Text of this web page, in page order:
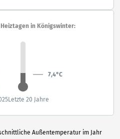
Außentemperatur im Jahr
in Königswinter:
7,4°C
Letzte 20 Jahre